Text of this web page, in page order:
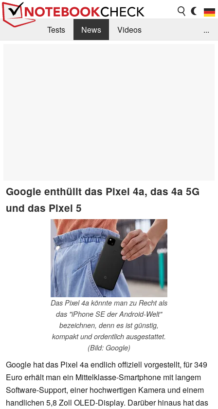
Tests News
Videos
...
Google enthüllt das Pixel 4a, das 4a 5G
und das Pixel 5
Das Pixel 4a könnte man zu Recht als
das "iPhone SE der Android-Welt"
bezeichnen, denn es ist günstig,
kompakt und ordentlich ausgestattet.
(Bild: Google)
Google hat das Pixel 4a endlich offiziell vorgestellt, für 349
Euro erhält man ein Mittelklasse-Smartphone mit langem
Software-Support, einer hochwertigen Kamera und einem
handlichen 5,8 Zoll OLED-Display. Darüber hinaus hat das